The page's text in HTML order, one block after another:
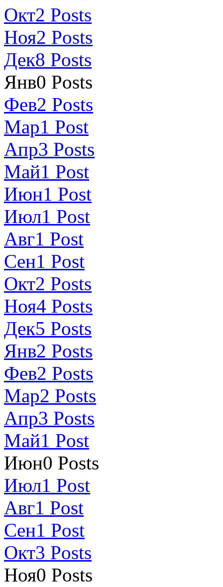
Окт2 Posts
Ноя2 Posts
Дек8 Posts
Янв0 Posts
Фев2 Posts
Мар1 Post
Апр3 Posts
Май1 Post
Июн1 Post
Июл1 Post
Авг1 Post
Сен1 Post
Окт2 Posts
Ноя4 Posts
Дек5 Posts
Янв2 Posts
Фев2 Posts
Мар2 Posts
Апр3 Posts
Май1 Post
Июн0 Posts
Июл1 Post
Авг1 Post
Сен1 Post
Окт3 Posts
Ноя0 Posts